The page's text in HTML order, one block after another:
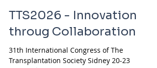
20 sept
TTS2026 - Innovation